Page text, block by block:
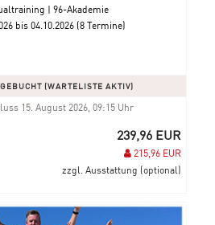
| 96-Akademie
bis 04.10.2026 (8 Termine)
(WARTELISTE AKTIV)
15. August 2026, 09:15 Uhr
239,96 EUR
215,96 EUR
zzgl. Ausstattung (optional)